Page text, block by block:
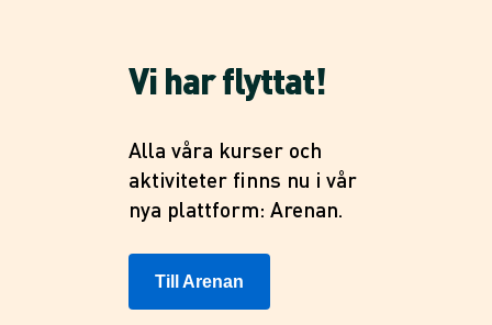
Vi har flyttat!
Alla våra kurser och
aktiviteter finns nu i vår
nya plattform: Arenan.
Till Arenan